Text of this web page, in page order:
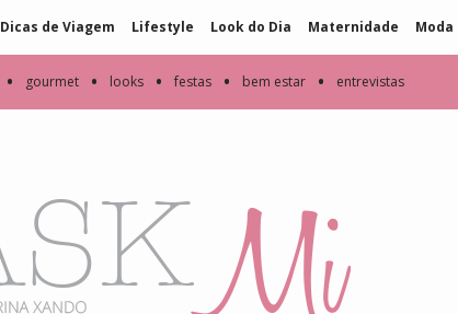
Dicas de Viagem Lifestyle Look do Dia Maternidade Moda
• gourmet • looks • festas • bem estar • entrevistas